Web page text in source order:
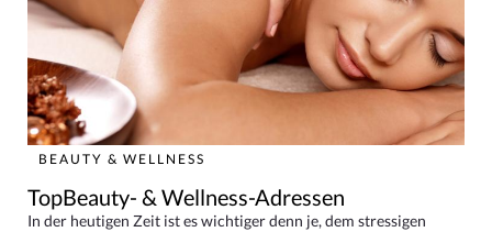
BEAUTY & WELLNESS
TopBeauty- & Wellness-Adressen
In der heutigen Zeit ist es wichtiger denn je, dem stressigen